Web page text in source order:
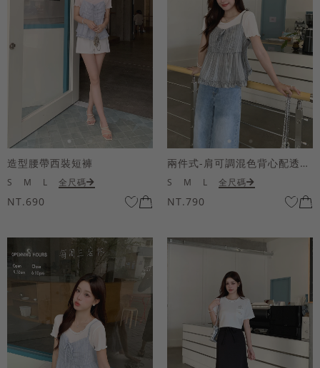
造型腰帶西裝短褲
S M L 全尺碼
NT.690
兩件式-肩可調混色背心配透膚短袖上衣
S M L 全尺碼
NT.790